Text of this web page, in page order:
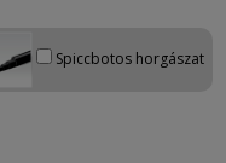
Spiccbotos horgászat